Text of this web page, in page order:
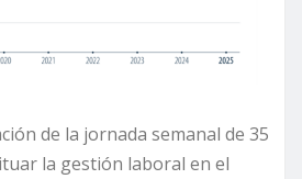
de la jornada semanal de 35
la gestión laboral en el